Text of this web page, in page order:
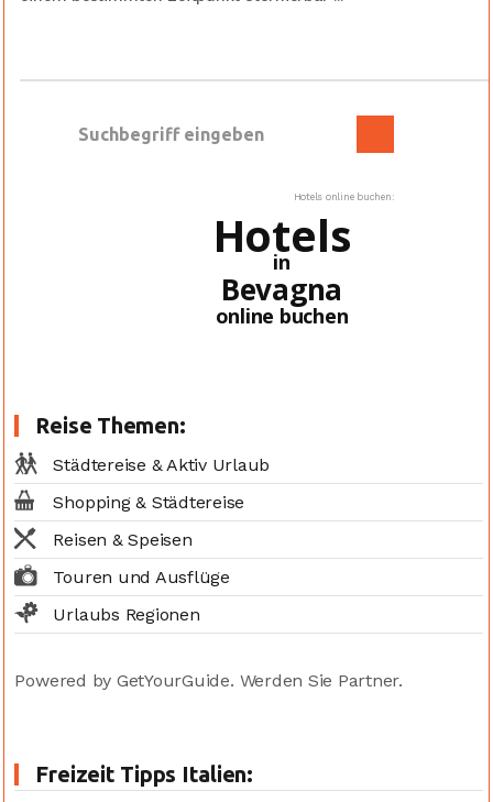
Hotels online buchen:
Hotels
in
Bevagna
online buchen
Reise Themen:
Städtereise & Aktiv Urlaub
Shopping & Städtereise
Reisen & Speisen
Touren und Ausflüge
Urlaubs Regionen
Powered by GetYourGuide. Werden Sie Partner.
Freizeit Tipps Italien: